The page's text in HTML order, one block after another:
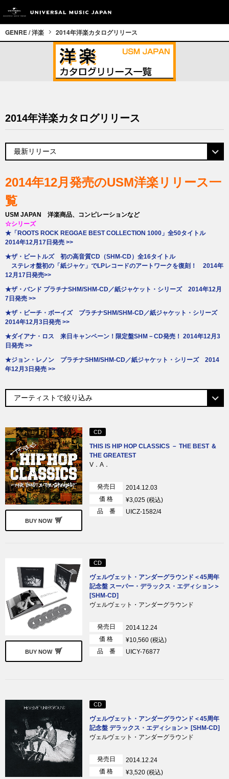
GENRE / 洋楽 2014年洋楽カタログリリース
2014年洋楽カタログリリース
2014年12月発売のUSM洋楽リリース一
覧
USM JAPAN 洋楽商品、コンピレーションなど
☆シリーズ
★「ROOTS ROCK REGGAE BEST COLLECTION 1000」全50タイトル
2014年12月17日発売 >>
★ザ・ビートルズ 初の高音質CD（SHM-CD）全16タイトル
ステレオ盤初の「紙ジャケ」でLPレコードのアートワークを復刻！ 2014年
12月17日発売>>
★ザ・バンド プラチナSHM/SHM-CD／紙ジャケット・シリーズ 2014年12月
7日発売 >>
★ザ・ビーチ・ボーイズ プラチナSHM/SHM-CD／紙ジャケット・シリーズ
2014年12月3日発売 >>
★ダイアナ・ロス 来日キャンペーン！限定盤SHM－CD発売！ 2014年12月3
日発売 >>
★ジョン・レノン プラチナSHM/SHM-CD／紙ジャケット・シリーズ 2014
年12月3日発売 >>
BUY NOW
CD
THIS IS HIP HOP CLASSICS － THE BEST ＆
THE GREATEST
V．A．
発売日
2014.12.03
価 格
¥3,025 (税込)
品 番
UICZ-1582/4
BUY NOW
CD
ヴェルヴェット・アンダーグラウンド＜45周年
記念盤 スーパー・デラックス・エディション＞
[SHM-CD]
ヴェルヴェット・アンダーグラウンド
発売日
2014.12.24
価 格
¥10,560 (税込)
品 番
UICY-76877
CD
ヴェルヴェット・アンダーグラウンド＜45周年
記念盤 デラックス・エディション＞ [SHM-CD]
ヴェルヴェット・アンダーグラウンド
発売日
2014.12.24
価 格
¥3,520 (税込)